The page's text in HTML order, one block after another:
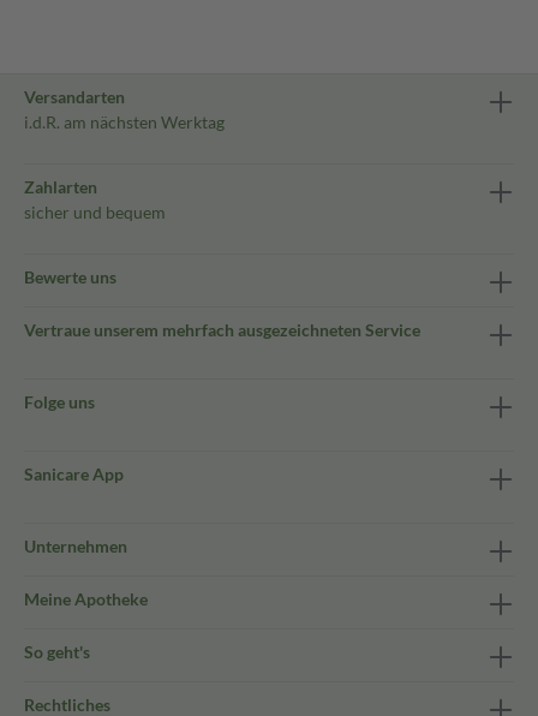
Versandarten
i.d.R. am nächsten Werktag
Zahlarten
sicher und bequem
Bewerte uns
Vertraue unserem mehrfach ausgezeichneten Service
Folge uns
Sanicare App
Unternehmen
Meine Apotheke
So geht's
Rechtliches